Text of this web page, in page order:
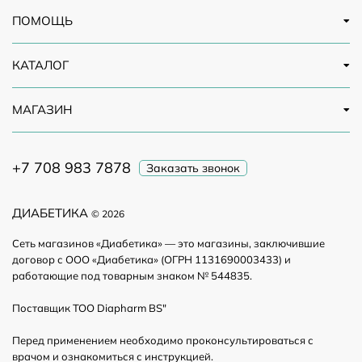
ДИАБЕТИКА © 2026
Сеть магазинов «Диабетика» — это магазины, заключившие
договор с ООО «Диабетика» (ОГРН 1131690003433) и
работающие под товарным знаком № 544835.
Поставщик ТОО Diapharm BS"
Перед применением необходимо проконсультироваться с
врачом и ознакомиться с инструкцией.
ПОМОЩЬ
КАТАЛОГ
МАГАЗИН
+7 708 983 7878 Заказать звонок